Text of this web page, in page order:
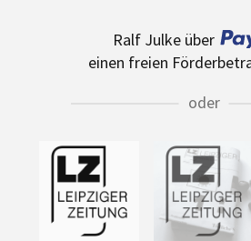
Ralf Julke über
einen freien
oder